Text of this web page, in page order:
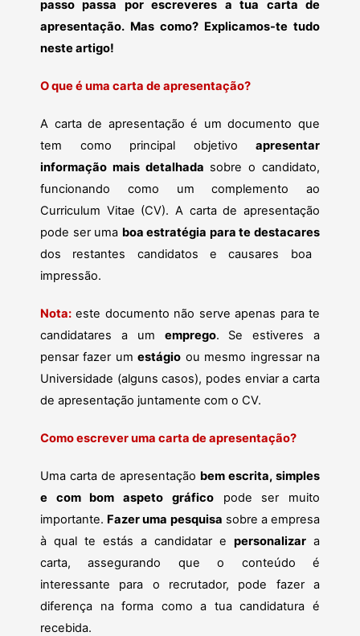
passo passa por escreveres a tua carta de
apresentação. Mas como? Explicamos-te tudo
neste artigo!
O que é uma carta de apresentação?
A carta de apresentação é um documento que
tem como principal objetivo apresentar
informação mais detalhada sobre o candidato,
funcionando como um complemento ao
Curriculum Vitae (CV). A carta de apresentação
pode ser uma boa estratégia para te destacares
dos restantes candidatos e causares boa
impressão.
Nota: este documento não serve apenas para te
candidatares a um emprego. Se estiveres a
pensar fazer umestágio ou mesmo ingressar na
Universidade (alguns casos), podes enviar a carta
de apresentação juntamente com o CV.
Como escrever uma carta de apresentação?
Uma carta de apresentação bem escrita, simples
e com bom aspeto gráficopode ser muito
importante. Fazer uma pesquisa sobre a empresa
à qual te estás a candidatar e personalizar a
carta, assegurando que o conteúdo é
interessante para o recrutador, pode fazer a
diferença na forma como a tua candidatura é
recebida.